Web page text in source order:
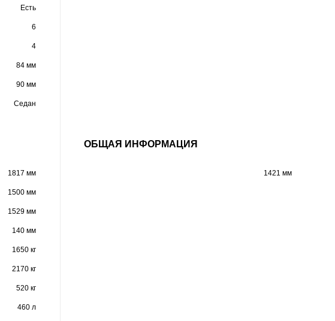
Есть
6
4
84 мм
90 мм
Седан
1817 мм
1500 мм
1529 мм
140 мм
1650 кг
2170 кг
520 кг
460 л
ОБЩАЯ ИНФОРМАЦИЯ
1421 мм